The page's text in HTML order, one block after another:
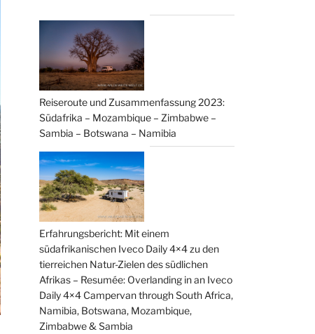
Reiseroute und Zusammenfassung 2023:
Südafrika – Mozambique – Zimbabwe –
Sambia – Botswana – Namibia
Erfahrungsbericht: Mit einem
südafrikanischen Iveco Daily 4×4 zu den
tierreichen Natur-Zielen des südlichen
Afrikas – Resumée: Overlanding in an Iveco
Daily 4×4 Campervan through South Africa,
Namibia, Botswana, Mozambique,
Zimbabwe & Sambia